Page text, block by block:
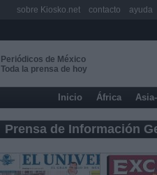
Periódicos de México
Toda la prensa de hoy
Inicio África
Prensa de Información
sobre Kiosko.net contacto ayuda